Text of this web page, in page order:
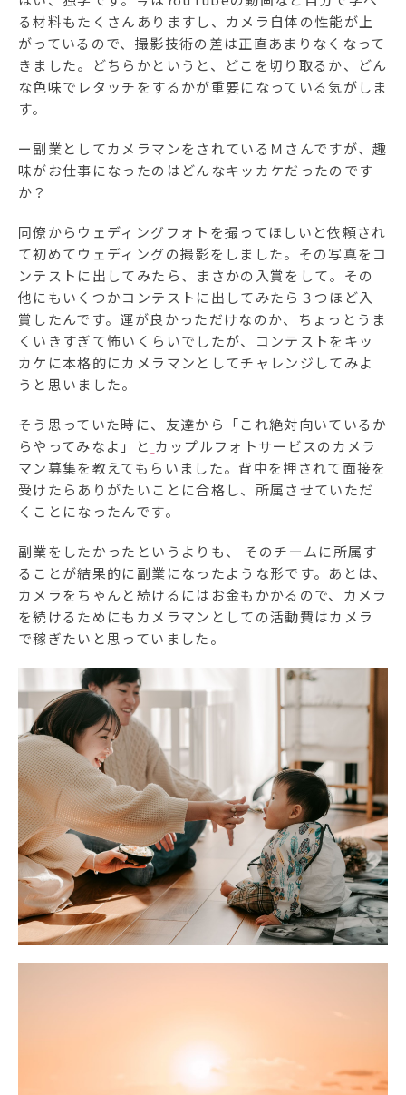
る材料もたくさんありますし、カメラ自体の性能が上
がっているので、撮影技術の差は正直あまりなくなって
きました。どちらかというと、どこを切り取るか、どん
な色味でレタッチをするかが重要になっている気がしま
す。
ー副業としてカメラマンをされているＭさんですが、趣
味がお仕事になったのはどんなキッカケだったのです
か？
同僚からウェディングフォトを撮ってほしいと依頼され
て初めてウェディングの撮影をしました。その写真をコ
ンテストに出してみたら、まさかの入賞をして。その
他にもいくつかコンテストに出してみたら３つほど入
賞したんです。運が良かっただけなのか、ちょっとうま
くいきすぎて怖いくらいでしたが、コンテストをキッ
カケに本格的にカメラマンとしてチャレンジしてみよ
うと思いました。
そう思っていた時に、友達から「これ絶対向いているか
らやってみなよ」と カップルフォトサービスのカメラ
マン募集を教えてもらいました。背中を押されて面接を
受けたらありがたいことに合格し、所属させていただ
くことになったんです。
副業をしたかったというよりも、 そのチームに所属す
ることが結果的に副業になったような形です。あとは、
カメラをちゃんと続けるにはお金もかかるので、カメラ
を続けるためにもカメラマンとしての活動費はカメラ
で稼ぎたいと思っていました。